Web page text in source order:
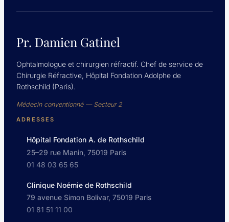
Pr. Damien Gatinel
Ophtalmologue et chirurgien réfractif. Chef de service de
Chirurgie Réfractive, Hôpital Fondation Adolphe de
Rothschild (Paris).
Médecin conventionné — Secteur 2
ADRESSES
Hôpital Fondation A. de Rothschild
25–29 rue Manin, 75019 Paris
01 48 03 65 65
Clinique Noémie de Rothschild
79 avenue Simon Bolivar, 75019 Paris
01 81 51 11 00